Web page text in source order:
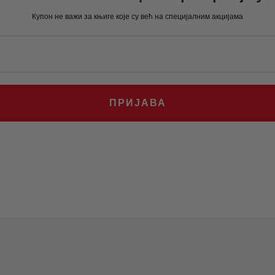
924.
0
рсд.
0
рсд.
Купон не важи за књиге које су већ на специјалним акцијама
ПРИЈАВА